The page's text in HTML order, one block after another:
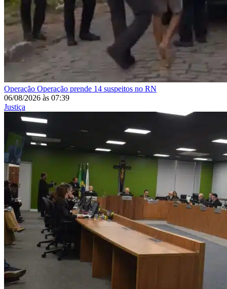
Operação Operação prende 14 suspeitos no RN
06/08/2026 às 07:39
Justiça